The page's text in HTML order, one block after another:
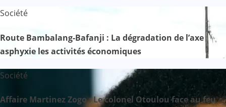
Société
Route Bambalang-Bafanji : La dégradation de l’axe
asphyxie les activités économiques
Société
Affaire Martinez Zogo : Le colonel Otoulou face au feu